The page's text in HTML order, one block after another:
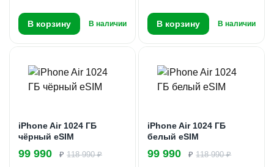
В корзину В наличии В корзину В наличии
iPhone Air 1024 ГБ
чёрный eSIM
99 990 ₽ 118 990 ₽
iPhone Air 1024 ГБ
белый eSIM
99 990 ₽118 990 ₽